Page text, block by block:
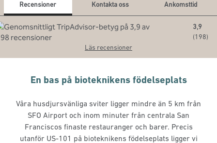
Recensioner Kontakta oss
Ankomsttid
3,9
(198)
Läs recensioner
En bas på bioteknikens födelseplats
Våra husdjursvänliga sviter ligger mindre än 5 km från
SFO Airport och inom minuter från centrala San
Franciscos finaste restauranger och barer. Precis
utanför US-101 på bioteknikens födelseplats ligger vi